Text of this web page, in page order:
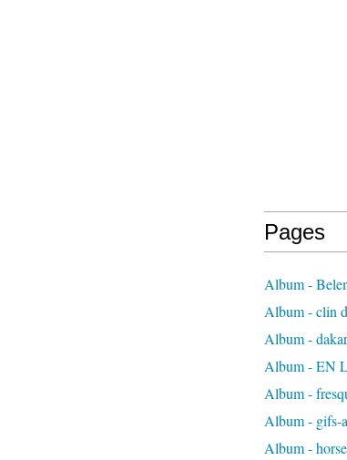
Pages
Album -
Album - clin
Album -
Album - EN
Album -
Album - gifs-
Album -